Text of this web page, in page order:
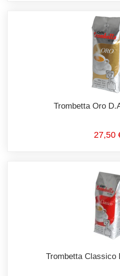
Trombetta Oro
27,50
Trombetta Classico